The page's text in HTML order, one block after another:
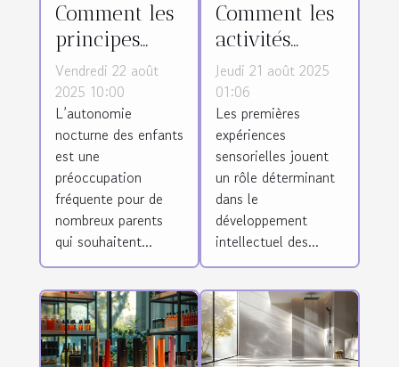
Comment les
principes
Montessori
favorisent-ils
l'autonomie
nocturne des
enfants ?
Vendredi 22 août
2025 10:00
L’autonomie
nocturne des enfants
est une
préoccupation
fréquente pour de
nombreux parents
qui souhaitent...
Comment les
activités
sensorielles
précoces
façonnent
l'intelligence
des enfants ?
Jeudi 21 août 2025
01:06
Les premières
expériences
sensorielles jouent
un rôle déterminant
dans le
développement
intellectuel des...